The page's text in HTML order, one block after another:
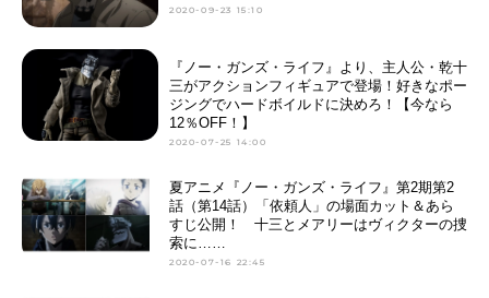
2020-09-23 15:10
『ノー・ガンズ・ライフ』より、主人公・乾十
三がアクションフィギュアで登場！好きなポー
ジングでハードボイルドに決めろ！【今なら
12％OFF！】
2020-07-25 14:00
夏アニメ『ノー・ガンズ・ライフ』第2期第2
話（第14話）「依頼人」の場面カット＆あら
すじ公開！ 十三とメアリーはヴィクターの捜
索に……
2020-07-16 22:45